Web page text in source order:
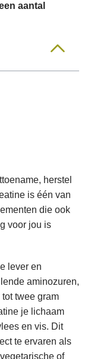
aantal
herstel
is één van
die ook
voor jou is
lever en
aminozuren,
twee gram
je lichaam
en vis. Dit
te ervaren als
of